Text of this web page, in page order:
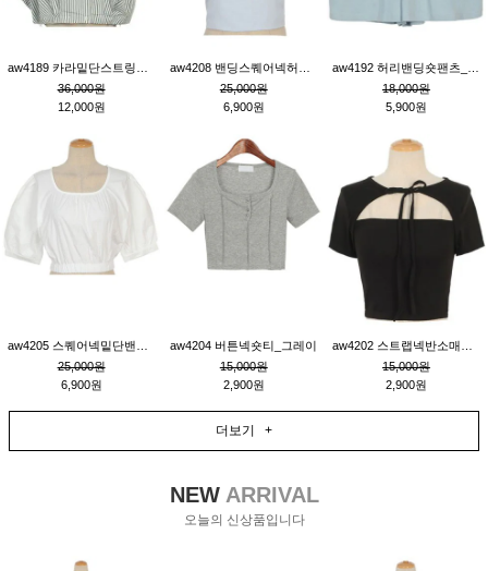
36,000원
12,000원
25,000원
6,900원
18,000원
5,900원
25,000원
6,900원
aw4204 버튼넥숏티_그레이
15,000원
2,900원
15,000원
2,900원
더보기 +
NEWARRIVAL
오늘의 신상품입니다